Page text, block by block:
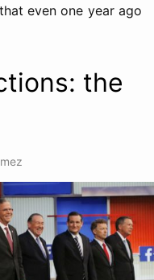
even one year ago
the